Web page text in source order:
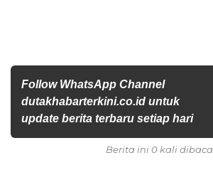
Follow WhatsApp Channel
dutakhabarterkini.co.id untuk
update berita terbaru setiap hari
Berita ini 0 kali dibaca